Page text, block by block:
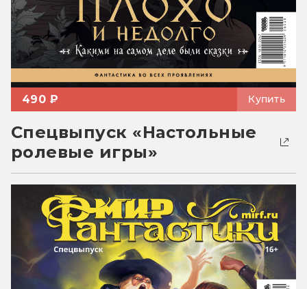
490 ₽ Купить
Спецвыпуск «Настольные
ролевые игры»